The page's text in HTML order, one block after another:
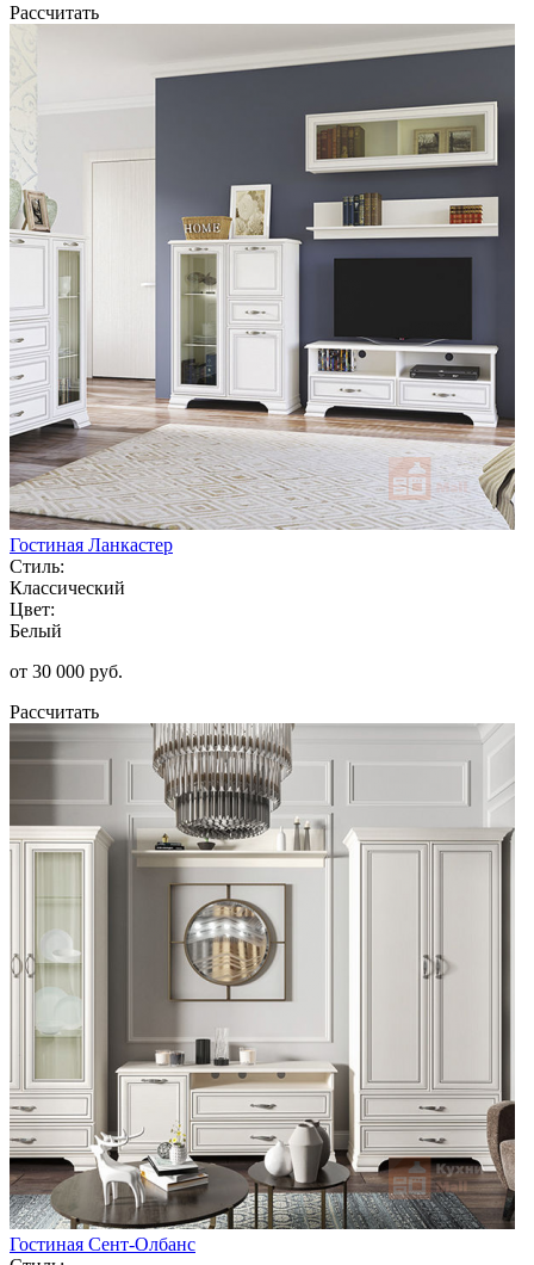
Рассчитать
Гостиная Ланкастер
Стиль:
Классический
Цвет:
Белый
от 30 000 руб.
Рассчитать
Гостиная Сент-Олбанс